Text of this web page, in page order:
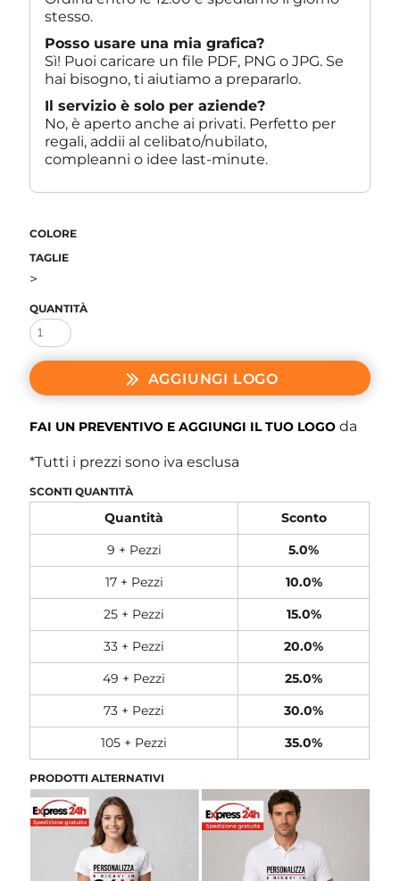
stesso.
Posso usare una mia grafica?
Sì! Puoi caricare un file PDF, PNG o JPG. Se
hai bisogno, ti aiutiamo a prepararlo.
Il servizio è solo per aziende?
No, è aperto anche ai privati. Perfetto per
regali, addii al celibato/nubilato,
compleanni o idee last-minute.
COLORE
TAGLIE
>
QUANTITÀ
AGGIUNGI LOGO
FAI UN PREVENTIVO E AGGIUNGI IL TUO LOGO da
*Tutti i prezzi sono iva esclusa
SCONTI QUANTITÀ
Quantità
Sconto
9 + Pezzi
5.0%
17 + Pezzi
10.0%
25 + Pezzi
15.0%
33 + Pezzi
20.0%
49 + Pezzi
25.0%
73 + Pezzi
30.0%
105 + Pezzi
35.0%
PRODOTTI ALTERNATIVI